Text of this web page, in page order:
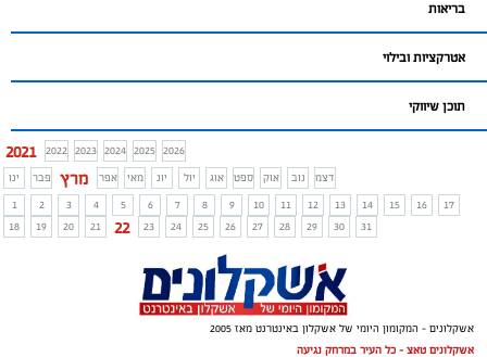
בריאות
אטרקציות ובילוי
תוכן שיווקי
2021 2022 2023 2024 2025 2026
ינו
פבר מרץ אפר מאי יונ יול אוג ספט אוק נוב
דצמ
1
2 3 4 5 6 7 8 9 10 11 12 13 14 15 16
17
18
19 20 21 22 23 24 25 26 27 28 29 30 31
אשקלונים - המקומון היומי של אשקלון באינטרנט מאז 2005
אשקלונים טאצ - כל העיר במרחק נגיעה